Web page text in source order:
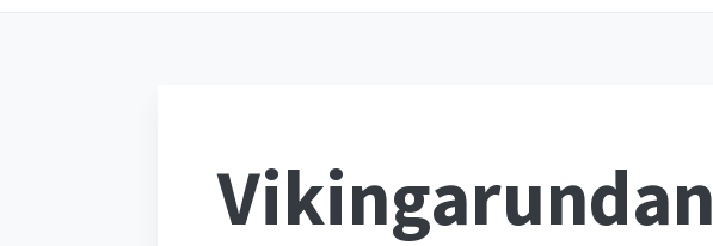
Vikingarundan